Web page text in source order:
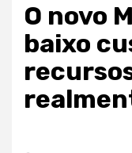
O novo
baixo